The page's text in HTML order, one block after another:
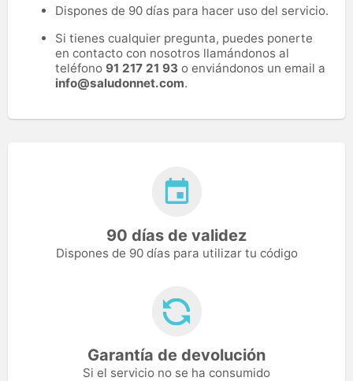
Dispones de 90 días para hacer uso del servicio.
Si tienes cualquier pregunta, puedes ponerte
en contacto con nosotros llamándonos al
teléfono 91 217 21 93 o enviándonos un email a
info@saludonnet.com.
90 días de validez
Dispones de 90 días para utilizar tu código
Garantía de devolución
Si el servicio no se ha consumido